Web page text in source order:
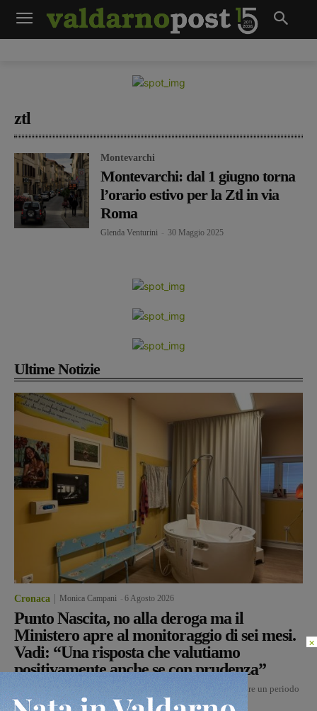
ztl
Montevarchi
Montevarchi: dal 1 giugno torna
l’orario estivo per la Ztl in via
Roma
Glenda Venturini 30 Maggio 2025
Ultime Notizie
Cronaca Monica Campani 6 Agosto 2026
Punto Nascita, no alla deroga ma il
Ministero apre al monitoraggio di sei mesi.
Vadi: “Una risposta che valutiamo
positivamente anche se con prudenza”
No alla deroga ma il Ministero si mostra disponibile ad attivare un periodo
di stretto monitoraggio della durata di...
×